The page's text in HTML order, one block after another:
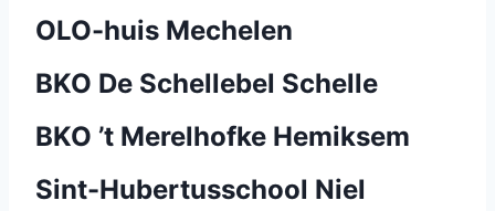
OLO-huis Mechelen
BKO De Schellebel Schelle
BKO ’t Merelhofke Hemiksem
Sint-Hubertusschool Niel